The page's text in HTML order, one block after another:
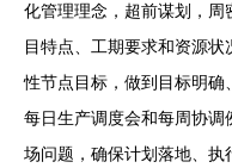
化管理理念，超前谋划，周
目特点、工期要求和资源
性节点目标，做到目标明确
每日生产调度会和每周协
场问题，确保计划落地、执